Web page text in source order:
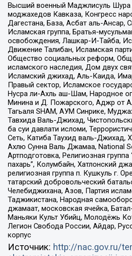
Высший военный Маджлисуль Шура
моджахедов Кавказа, Конгресс
Дагестана, База, Асбат аль-Ансар,
Исламская группа, Братья-
освобождения, Лашкар-И-Тайба,
Движение Талибан, Исламская
Общество социальных реформ,
исламского наследия, Дом двух
Исламский джихад, Аль-Каида,
Правый сектор, Исламское
Нусра ли-Ахль аш-Шам, Народное
Минина и Д. Пожарского, Аджр от
Тагьаля SHAM, АУМ Синрике,
Тавхида Валь-Джихад,
ба суи давлати исломи,
Сеть, Катиба Таухид валь-Джихад,
Ахлю Сунна Валь Джамаа, National
Артподготовка, Религиозная
пахарь”, Колумбайн, Хатлонский
религиозная группа п. Кушкуль г.
татарский добровольческий
Челебиджихана, Азов, Партия
Таджикистана, Народная
джамаат, московская ячейка,
Маньяки Культ Убийц, Молодёжь
Легион Свобода России, Айдар,
корпус
Источник: http://nac.gov.ru/